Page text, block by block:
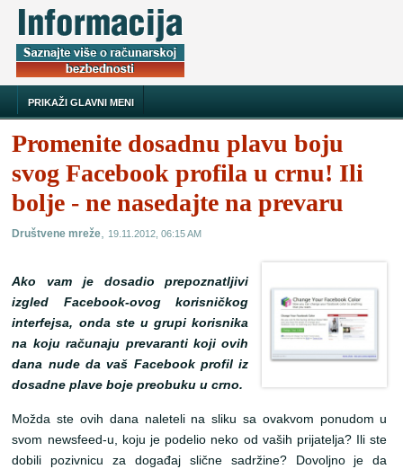
PRIKAŽI GLAVNI MENI
Promenite dosadnu plavu boju
svog Facebook profila u crnu! Ili
bolje - ne nasedajte na prevaru
Društvene mreže, 19.11.2012, 06:15 AM
Ako vam je dosadio prepoznatljivi
izgled Facebook-ovog korisničkog
interfejsa, onda ste u grupi korisnika
na koju računaju prevaranti koji ovih
dana nude da vaš Facebook profil iz
dosadne plave boje preobuku u crno.
Možda ste ovih dana naleteli na sliku sa ovakvom ponudom u
svom newsfeed-u, koju je podelio neko od vaših prijatelja? Ili ste
dobili pozivnicu za događaj slične sadržine? Dovoljno je da